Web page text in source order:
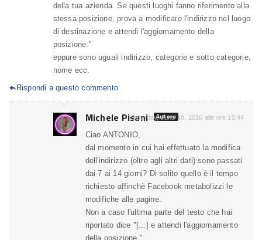
della tua azienda. Se questi luoghi fanno riferimento alla
stessa posizione, prova a modificare l'indirizzo nel luogo
di destinazione e attendi l'aggiornamento della
posizione."
eppure sono uguali indirizzo, categorie e sotto categorie,
nome ecc.
Rispondi a questo commento
Michele Pisani Autore
Saturday, June 18, 2016 alle ore 15:44
Ciao ANTONIO,
dal momento in cui hai effettuato la modifica
dell'indirizzo (oltre agli altri dati) sono passati
dai 7 ai 14 giorni? Di solito quello è il tempo
richiesto affinchè Facebook metabolizzi le
modifiche alle pagine.
Non a caso l'ultima parte del testo che hai
riportato dice "[...] e attendi l'aggiornamento
della posizione.".